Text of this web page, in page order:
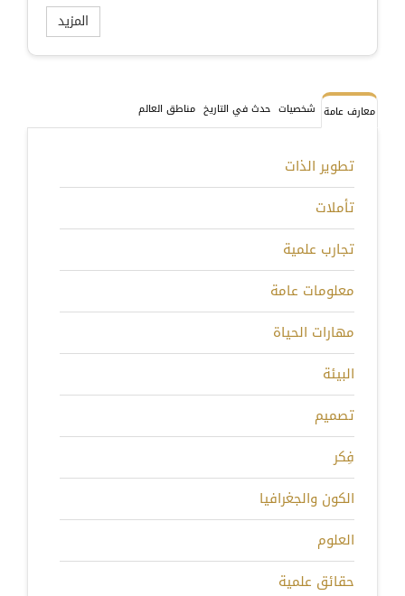
المزيد
معارف عامة شخصيات حدث في التاريخ مناطق العالم
تطوير الذات
تأملات
تجارب علمية
معلومات عامة
مهارات الحياة
البيئة
تصميم
فِكر
الكون والجغرافيا
العلوم
حقائق علمية